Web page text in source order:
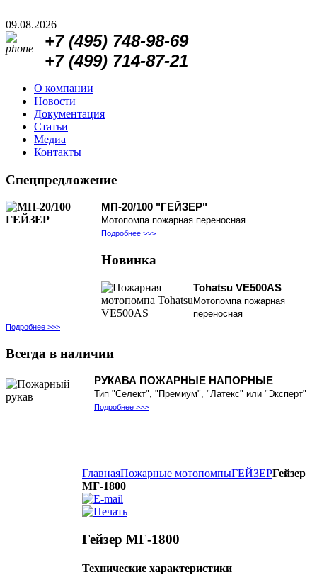
09.08.2026
+7 (495) 748-98-69
+7 (499) 714-87-21
О компании
Новости
Документация
Статьи
Медиа
Контакты
Спецпредложение
МП-20/100 "ГЕЙЗЕР"
Мотопомпа пожарная переносная
Подробнее >>>
Новинка
Tohatsu VE500AS
Мотопомпа пожарная
переносная
Подробнее >>>
Всегда в наличии
РУКАВА ПОЖАРНЫЕ НАПОРНЫЕ
Тип "Селект", "Премиум", "Латекс" или "Эксперт"
Подробнее >>>
ГлавнаяПожарные мотопомпыГЕЙЗЕРГейзер
МГ-1800
Гейзер МГ-1800
Технические характеристики